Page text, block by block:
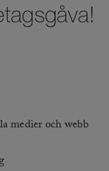
medier och webb